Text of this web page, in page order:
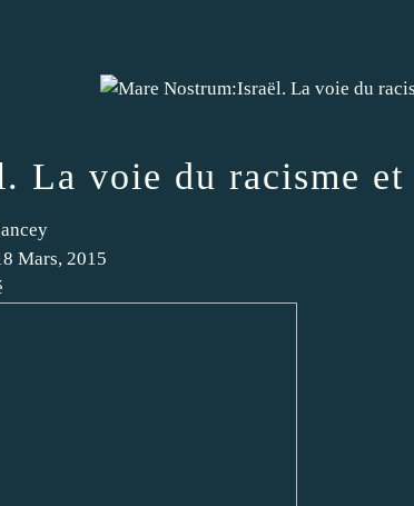
La voie du racisme
Mars, 2015